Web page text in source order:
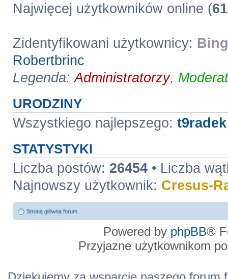
Najwięcej użytkowników online (
Zidentyfikowani użytkownicy:
Robertbrinc
Legenda:Administratorzy,
URODZINY
Wszystkiego najlepszego: t9radek
STATYSTYKI
Liczba postów: 26454• Liczba
Najnowszy użytkownik: Cresus-
Strona główna forum
Powered by phpBB®
Przyjazne użytkownikom